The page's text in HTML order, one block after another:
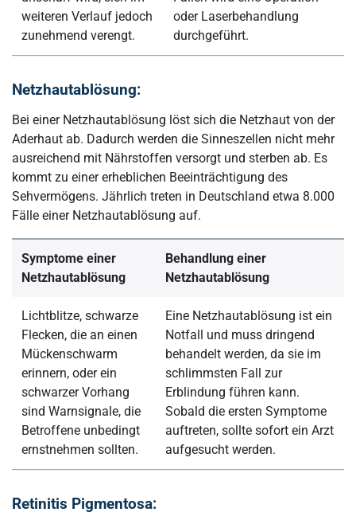
weiteren Verlauf jedoch
zunehmend verengt.
oder Laserbehandlung
durchgeführt.
Netzhautablösung:
Bei einer Netzhautablösung löst sich die Netzhaut von der
Aderhaut ab. Dadurch werden die Sinneszellen nicht mehr
ausreichend mit Nährstoffen versorgt und sterben ab. Es
kommt zu einer erheblichen Beeinträchtigung des
Sehvermögens. Jährlich treten in Deutschland etwa 8.000
Fälle einer Netzhautablösung auf.
Symptome einer
Netzhautablösung
Behandlung einer
Netzhautablösung
Lichtblitze, schwarze
Flecken, die an einen
Mückenschwarm
erinnern, oder ein
schwarzer Vorhang
sind Warnsignale, die
Betroffene unbedingt
ernstnehmen sollten.
Eine Netzhautablösung ist ein
Notfall und muss dringend
behandelt werden, da sie im
schlimmsten Fall zur
Erblindung führen kann.
Sobald die ersten Symptome
auftreten, sollte sofort ein Arzt
aufgesucht werden.
Retinitis Pigmentosa: